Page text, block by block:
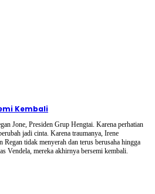
Kembali
Jone, Presiden Grup Hengtai. Karena perhatian
jadi cinta. Karena traumanya, Irene
Regan tidak menyerah dan terus berusaha hingga
Vendela, mereka akhirnya bersemi kembali.